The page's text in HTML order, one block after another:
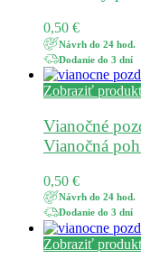
0,50 €
Návrh do 24 hod.
Dodanie do 3 dní
Zobraziť produkt
Vianočné
Vianočná
0,50 €
Návrh do 24 hod.
Dodanie do 3 dní
Zobraziť produkt